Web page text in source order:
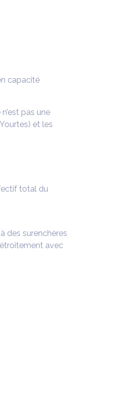
capacité
pas une
et les
total du
des surenchères
avec